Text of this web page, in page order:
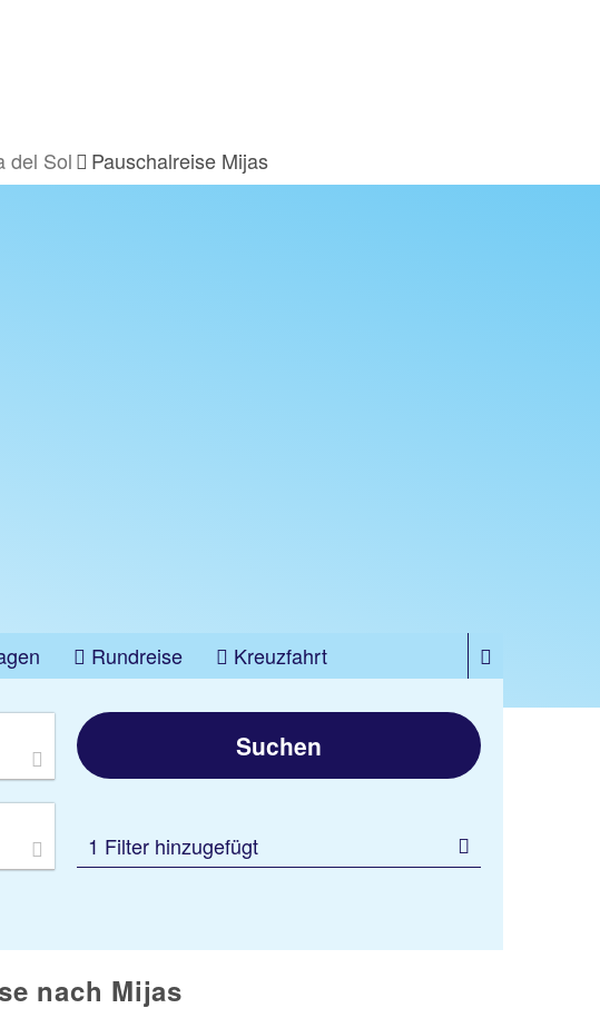
del Sol Pauschalreise Mijas
Rundreise
Kreuzfahrt
Suchen
1 Filter hinzugefügt
nach Mijas